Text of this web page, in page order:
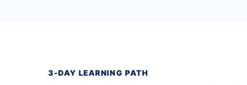
3-DAY LEARNING PATH